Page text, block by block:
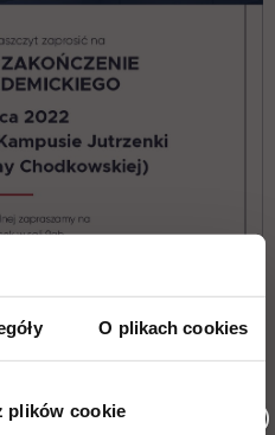
O plikach cookies
plików cookie